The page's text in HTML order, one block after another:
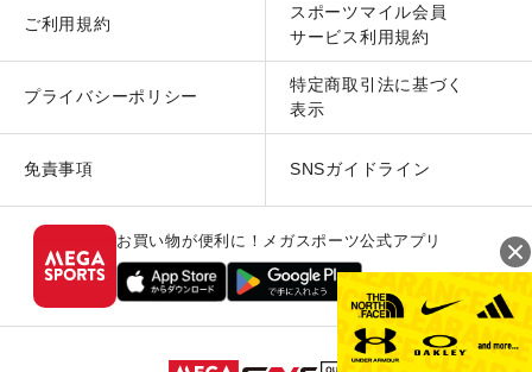
ご利用規約
スポーツマイル会員
サービス利用規約
プライバシーポリシー
特定商取引法に基づく
表示
免責事項 SNSガイドライン
お買い物が便利に！メガスポーツ公式アプリ